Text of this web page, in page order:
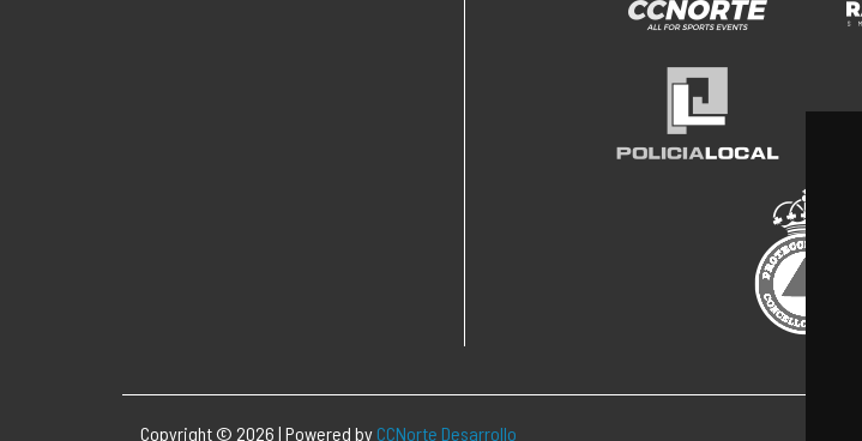
Copyright © 2026 | Powered by CCNorte Desarrollo